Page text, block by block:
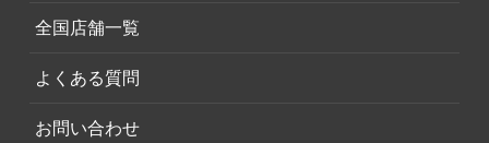
全国店舗一覧
よくある質問
お問い合わせ